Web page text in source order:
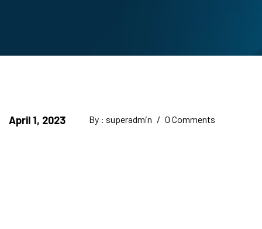
April 1, 2023 By : superadmin / 0 Comments